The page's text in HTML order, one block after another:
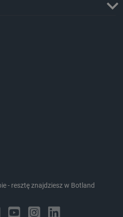
- resztę znajdziesz w Botland
.botland.com.pl